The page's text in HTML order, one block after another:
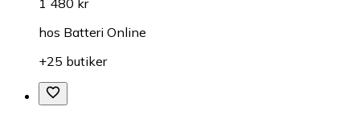
hos Batteri Online
+25 butiker